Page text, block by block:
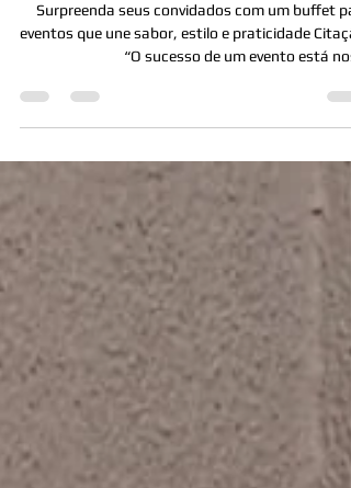
Surpreenda seus convidados com um buffet
“O sucesso de um evento está